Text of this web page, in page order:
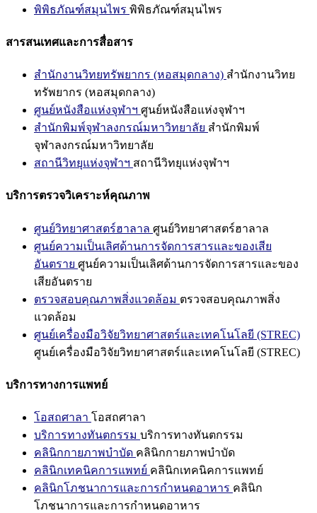
พิพิธภัณฑ์สมุนไพร พิพิธภัณฑ์สมุนไพร
สารสนเทศและการสื่อสาร
สำนักงานวิทยทรัพยากร (หอสมุดกลาง) สำนักงานวิทย
ทรัพยากร (หอสมุดกลาง)
ศูนย์หนังสือแห่งจุฬาฯ ศูนย์หนังสือแห่งจุฬาฯ
สำนักพิมพ์จุฬาลงกรณ์มหาวิทยาลัย สำนักพิมพ์
จุฬาลงกรณ์มหาวิทยาลัย
สถานีวิทยุแห่งจุฬาฯ สถานีวิทยุแห่งจุฬาฯ
บริการตรวจวิเคราะห์คุณภาพ
ศูนย์วิทยาศาสตร์ฮาลาล ศูนย์วิทยาศาสตร์ฮาลาล
ศูนย์ความเป็นเลิศด้านการจัดการสารและของเสีย
อันตราย ศูนย์ความเป็นเลิศด้านการจัดการสารและของ
เสียอันตราย
ตรวจสอบคุณภาพสิ่งแวดล้อม ตรวจสอบคุณภาพสิ่ง
แวดล้อม
ศูนย์เครื่องมือวิจัยวิทยาศาสตร์และเทคโนโลยี (STREC)
ศูนย์เครื่องมือวิจัยวิทยาศาสตร์และเทคโนโลยี (STREC)
บริการทางการแพทย์
โอสถศาลา โอสถศาลา
บริการทางทันตกรรม บริการทางทันตกรรม
คลินิกกายภาพบำบัด คลินิกกายภาพบำบัด
คลินิกเทคนิคการแพทย์ คลินิกเทคนิคการแพทย์
คลินิกโภชนาการและการกำหนดอาหาร คลินิก
โภชนาการและการกำหนดอาหาร